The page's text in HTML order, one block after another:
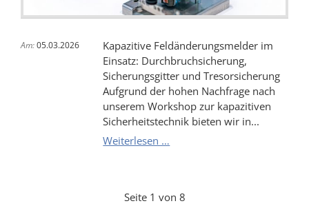
Am:05.03.2026
Kapazitive Feldänderungsmelder im
Einsatz: Durchbruchsicherung,
Sicherungsgitter und Tresorsicherung
Aufgrund der hohen Nachfrage nach
unserem Workshop zur kapazitiven
Sicherheitstechnik bieten wir in...
Weiterlesen …
1:
Seite 1 von 8